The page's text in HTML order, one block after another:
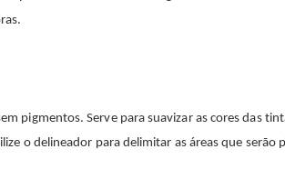
pigmentos. Serve para suavizar as cores das
o delineador para delimitar as áreas que serão